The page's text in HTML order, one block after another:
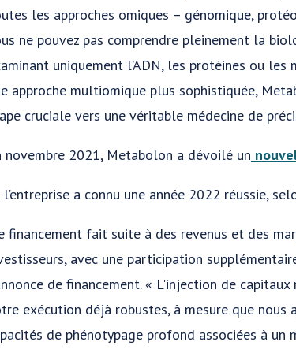
les approches omiques – génomique,
ne pouvez pas comprendre pleinement la
uniquement l’ADN, les protéines ou
approche multiomique plus sophistiquée,
cruciale vers une véritable médecine de
novembre 2021, Metabolon a dévoilé un
l’entreprise a connu une année 2022 réussie,
financement fait suite à des revenus et des
avec une participation
de financement. « L'injection de
exécution déjà robustes, à mesure que
de phénotypage profond associées à un